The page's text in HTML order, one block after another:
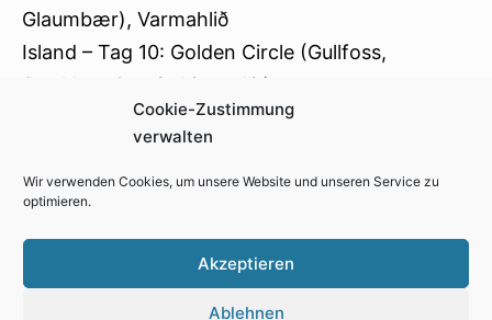
Cookie-Zustimmung
verwalten
Wir verwenden Cookies, um unsere Website und unseren Service zu
optimieren.
Akzeptieren
Ablehnen
Glaumbær), Varmahlið
Island – Tag 10: Golden Circle (Gullfoss,
Strokkur, Geysir, Þingvellir)
Island – Tag 11: Hveragerði, Saga-Museum
Kontakt Cookie-Richtlinie (EU)
Datenschutzerklärung